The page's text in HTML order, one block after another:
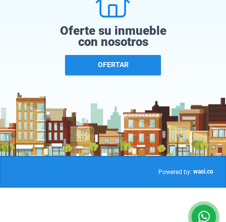
Oferte su inmueble
con nosotros
OFERTAR
Powered by: wasi.co